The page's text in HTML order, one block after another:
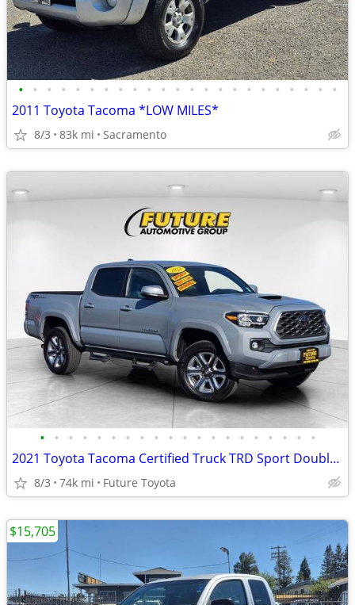
• • • • • • • • • • • • • • • • • • • • • • •
2011 Toyota Tacoma *LOW MILES*
8/3 83k mi Sacramento
• • • • • • • • • • • • • • • • • • • •
2021 Toyota Tacoma Certified Truck TRD Sport Double Cab
8/3 74k mi Future Toyota
$15,705